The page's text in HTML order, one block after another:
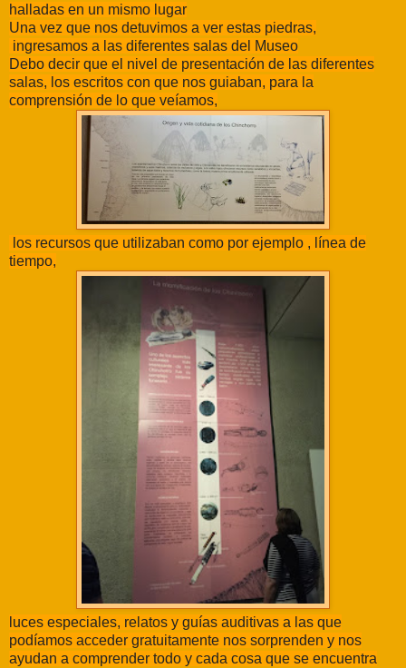
halladas en un mismo lugar
Una vez que nos detuvimos a ver estas piedras,
ingresamos a las diferentes salas del Museo
Debo decir que el nivel de presentación de las diferentes
salas, los escritos con que nos guiaban, para la
comprensión de lo que veíamos,
los recursos que utilizaban como por ejemplo , línea de
tiempo,
luces especiales, relatos y guías auditivas a las que
podíamos acceder gratuitamente nos sorprenden y nos
ayudan a comprender todo y cada cosa que se encuentra